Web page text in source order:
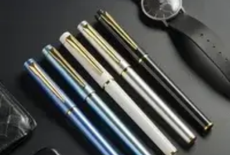
TrendyPoradniki Zakupy i promocje
Mega Promocje